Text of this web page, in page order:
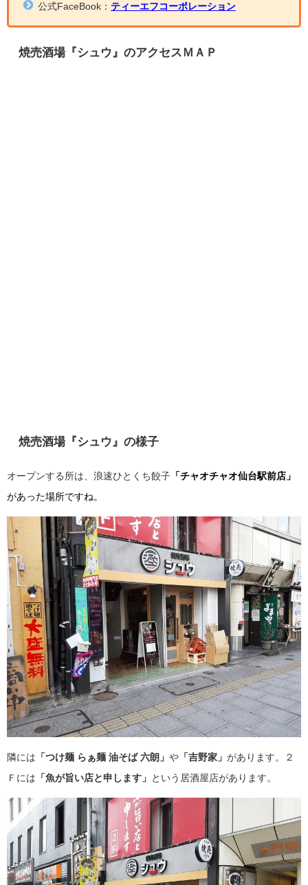
公式FaceBook： ティーエフコーポレーション
焼売酒場『シュウ』のアクセスＭＡＰ
焼売酒場『シュウ』の様子
オープンする所は、浪速ひとくち餃子 「チャオチャオ仙台駅前店」
があった場所ですね。
隣には 「つけ麺 らぁ麺 油そば 六朗」 や 「吉野家」 があります。２
Ｆには 「魚が旨い店と申します」 という居酒屋店があります。